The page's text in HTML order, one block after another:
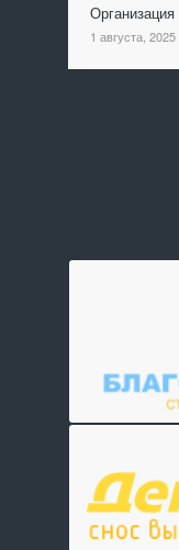
1 августа, 2025